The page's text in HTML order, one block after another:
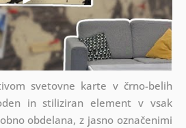
svetovne karte v črno-belih
in stiliziran element v vsak
obdelana, z jasno označenimi